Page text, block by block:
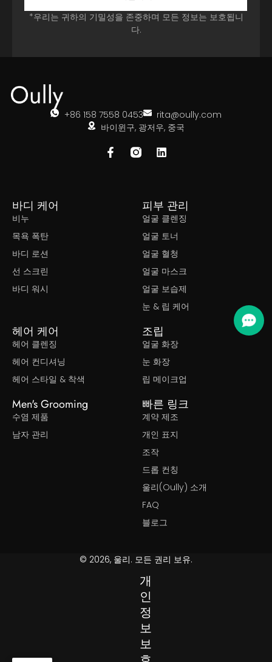
*우리는 귀하의 기밀성을 존중하며 모든 정보는 보호됩니
다.
+86 158 7558 0453
rita@oully.com
바이윈구, 광저우, 중국
바디 케어
비누
목욕 폭탄
바디 로션
선 스크린
바디 워시
피부 관리
얼굴 클렌징
얼굴 토너
얼굴 혈청
얼굴 마스크
얼굴 보습제
눈 & 립 케어
헤어 케어
헤어 클렌징
헤어 컨디셔닝
헤어 스타일 & 착색
조립
얼굴 화장
눈 화장
립 메이크업
Men's Grooming
수염 제품
남자 관리
빠른 링크
계약 제조
개인 표지
조작
드롭 컨칭
울리(Oully) 소개
FAQ
블로그
© 2026, 울리. 모든 권리 보유.
개
인
정
보
보